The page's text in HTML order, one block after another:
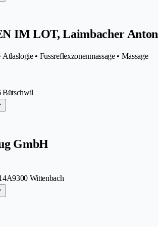
IM LOT, Laimbacher
• Fussreflexzonenmassage • Massage
Bütschwil
GmbH
9300 Wittenbach